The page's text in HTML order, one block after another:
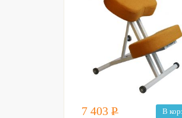
7 403 Р В